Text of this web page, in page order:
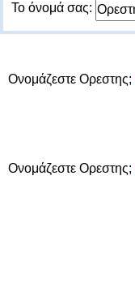
Το όνομά σας:
Ονομάζεστε Ορεστης;
Ονομάζεστε Ορεστης;